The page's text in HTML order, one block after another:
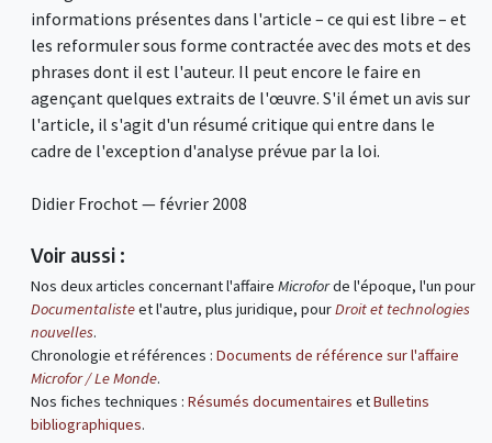
informations présentes dans l'article – ce qui est libre – et
les reformuler sous forme contractée avec des mots et des
phrases dont il est l'auteur. Il peut encore le faire en
agençant quelques extraits de l'œuvre. S'il émet un avis sur
l'article, il s'agit d'un résumé critique qui entre dans le
cadre de l'exception d'analyse prévue par la loi.
Didier Frochot — février 2008
Voir aussi :
Nos deux articles concernant l'affaire Microforde l'époque, l'un pour
Documentalisteet l'autre, plus juridique, pourDroit et technologies
nouvelles.
Chronologie et références : Documents de référence sur l'affaire
Microfor / Le Monde.
Nos fiches techniques : Résumés documentaires etBulletins
bibliographiques.